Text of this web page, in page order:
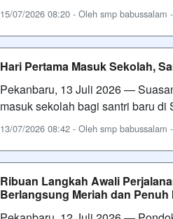
15/07/2026 08:20 - Oleh smp babussalam
Hari Pertama Masuk Sekolah,
Pekanbaru, 13 Juli 2026 —
masuk sekolah bagi santri baru
13/07/2026 08:42 - Oleh smp babussalam
Ribuan Langkah Awali
Berlangsung Meriah dan Penuh